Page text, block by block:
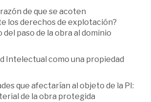
razón de que se acoten
los derechos de explotación?
del paso de la obra al dominio
Intelectual como una propiedad
que afectarían al objeto de la PI:
de la obra protegida